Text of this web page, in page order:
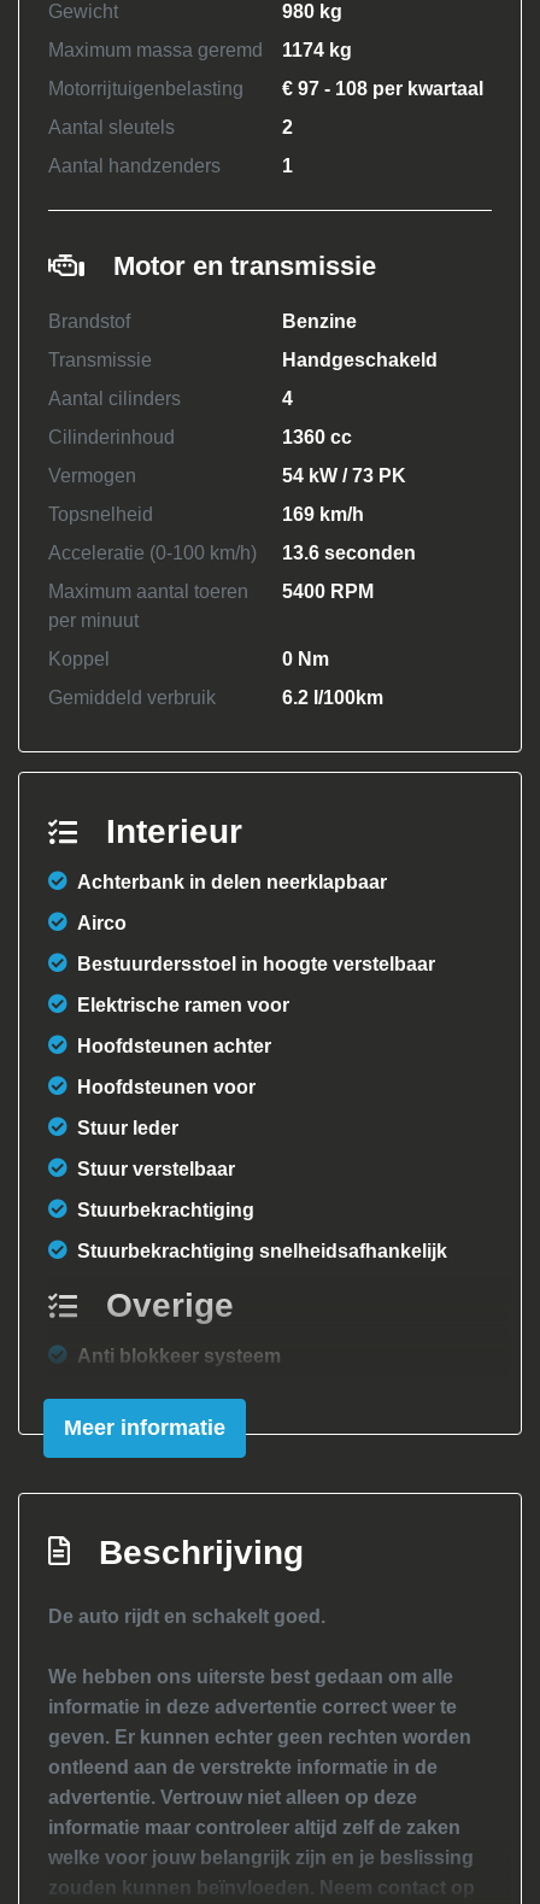
Gewicht
980 kg
Maximum massa geremd
1174 kg
Motorrijtuigenbelasting
€ 97 - 108 per kwartaal
Aantal sleutels
2
Aantal handzenders
1
Motor en transmissie
Brandstof
Benzine
Transmissie
Handgeschakeld
Aantal cilinders
4
Cilinderinhoud
1360 cc
Vermogen
54 kW / 73 PK
Topsnelheid
169 km/h
Acceleratie (0-100 km/h)
13.6 seconden
Maximum aantal toeren
per minuut
5400 RPM
Koppel
0 Nm
Gemiddeld verbruik
6.2 l/100km
Interieur
Achterbank in delen neerklapbaar
Airco
Bestuurdersstoel in hoogte verstelbaar
Elektrische ramen voor
Hoofdsteunen achter
Hoofdsteunen voor
Stuur leder
Stuur verstelbaar
Stuurbekrachtiging
Stuurbekrachtiging snelheidsafhankelijk
Overige
Anti blokkeer systeem
Bestuurdersairbag
Elektronische remkrachtverdeling
Zij airbag(s) voor
Exterieur
Afst. bed. voor centr. deurvergr
Buitenspiegels van binnenuit verstelbaar
Centrale vergrendeling
Getint glas
Mistlampen voor
Meer informatie
Beschrijving
De auto rijdt en schakelt goed.
We hebben ons uiterste best gedaan om alle
informatie in deze advertentie correct weer te
geven. Er kunnen echter geen rechten worden
ontleend aan de verstrekte informatie in de
advertentie. Vertrouw niet alleen op deze
informatie maar controleer altijd zelf de zaken
welke voor jouw belangrijk zijn en je beslissing
zouden kunnen beïnvloeden. Neem contact op